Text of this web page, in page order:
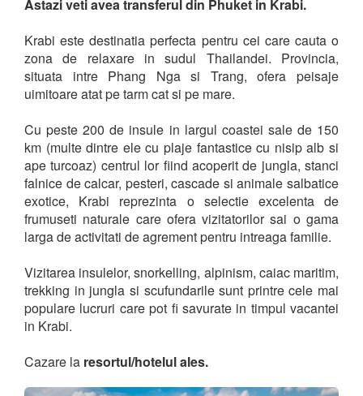
Astazi veti avea transferul din Phuket in Krabi.
Krabi este destinatia perfecta pentru cei care cauta o
zona de relaxare in sudul Thailandei. Provincia,
situata intre Phang Nga si Trang, ofera peisaje
uimitoare atat pe tarm cat si pe mare.
Cu peste 200 de insule in largul coastei sale de 150
km (multe dintre ele cu plaje fantastice cu nisip alb si
ape turcoaz) centrul lor fiind acoperit de jungla, stanci
falnice de calcar, pesteri, cascade si animale salbatice
exotice, Krabi reprezinta o selectie excelenta de
frumuseti naturale care ofera vizitatorilor sai o gama
larga de activitati de agrement pentru intreaga familie.
Vizitarea insulelor, snorkelling, alpinism, caiac maritim,
trekking in jungla si scufundarile sunt printre cele mai
populare lucruri care pot fi savurate in timpul vacantei
in Krabi.
Cazare la resortul/hotelul ales.